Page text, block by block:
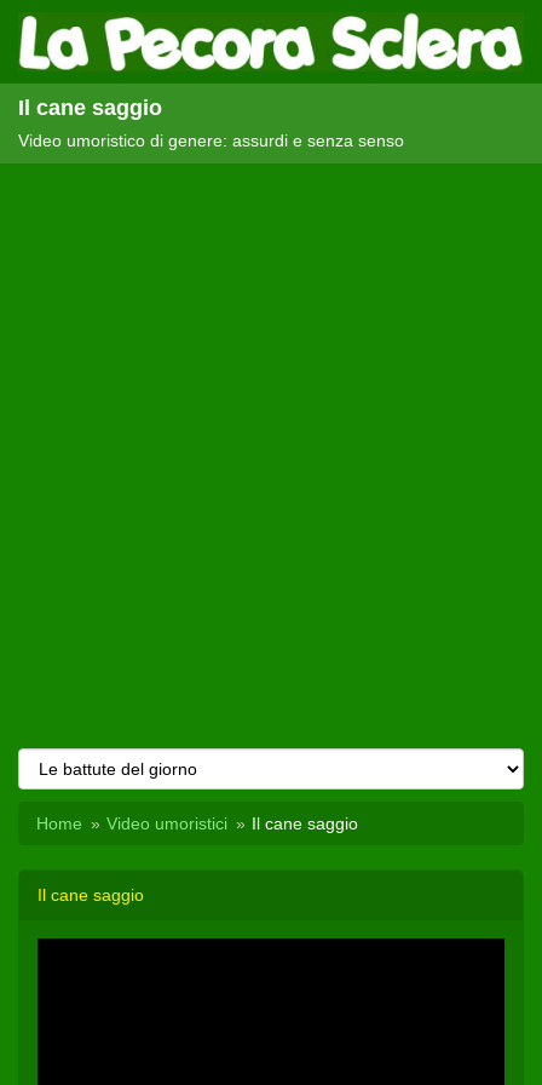
Il cane saggio
Video umoristico di genere: assurdi e senza senso
Home Video umoristici Il cane saggio
Il cane saggio